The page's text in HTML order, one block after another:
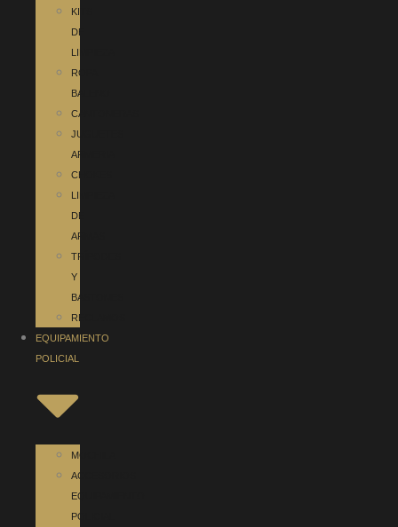
KITS
DE
LIMPIEZA
ROPA
BALENO
CANTONERAS
JUGUETES
ARMERIA
CHOKES
LIMPIEZA
DE
ARMAS
TRÍPODES
Y
BASTONES
RECLAMOS
EQUIPAMIENTO
POLICIAL
MOCHILA
ACCESORIOS
EQUIPAMIENTO
POLICIAL